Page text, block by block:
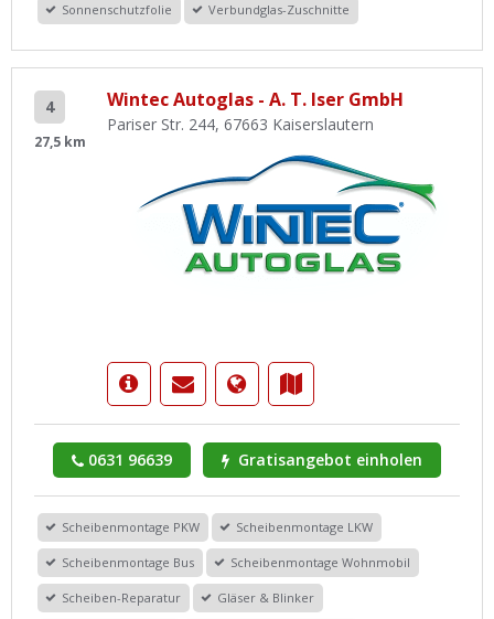
Sonnenschutzfolie Verbundglas-Zuschnitte
4
27,5 km
Wintec Autoglas - A. T. Iser GmbH
Pariser Str. 244, 67663 Kaiserslautern
0631 96639 Gratisangebot einholen
Scheibenmontage PKW Scheibenmontage LKW
Scheibenmontage Bus Scheibenmontage Wohnmobil
Scheiben-Reparatur Gläser & Blinker